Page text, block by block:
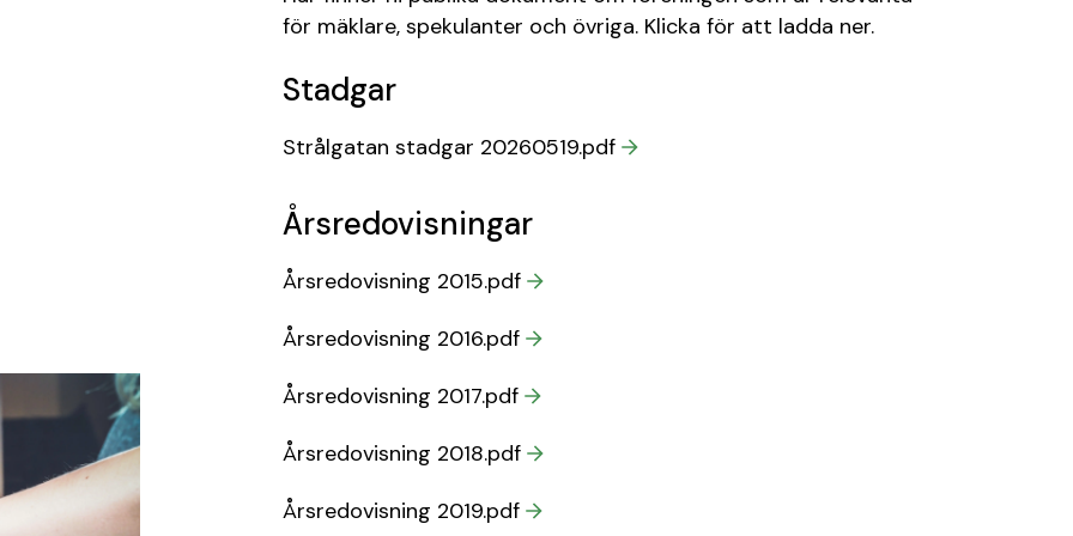
för mäklare, spekulanter och övriga. Klicka för att ladda ner.
Stadgar
Strålgatan stadgar 20260519.pdf
Årsredovisningar
Årsredovisning 2015.pdf
Årsredovisning 2016.pdf
Årsredovisning 2017.pdf
Årsredovisning 2018.pdf
Årsredovisning 2019.pdf